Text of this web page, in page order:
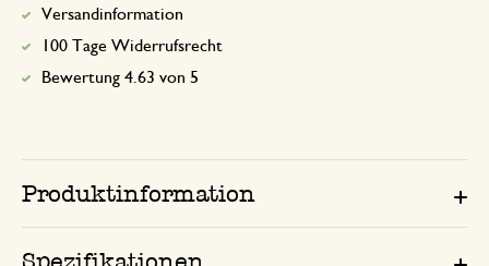
Versandinformation
100 Tage Widerrufsrecht
Bewertung 4.63 von 5
Produktinformation